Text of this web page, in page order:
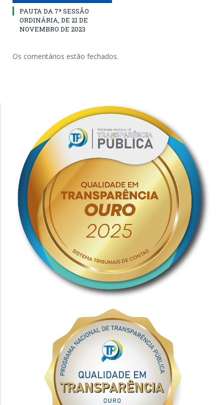
PAUTA DA 7ª SESSÃO
ORDINÁRIA, DE 21 DE
NOVEMBRO DE 2023
Os comentários estão fechados.